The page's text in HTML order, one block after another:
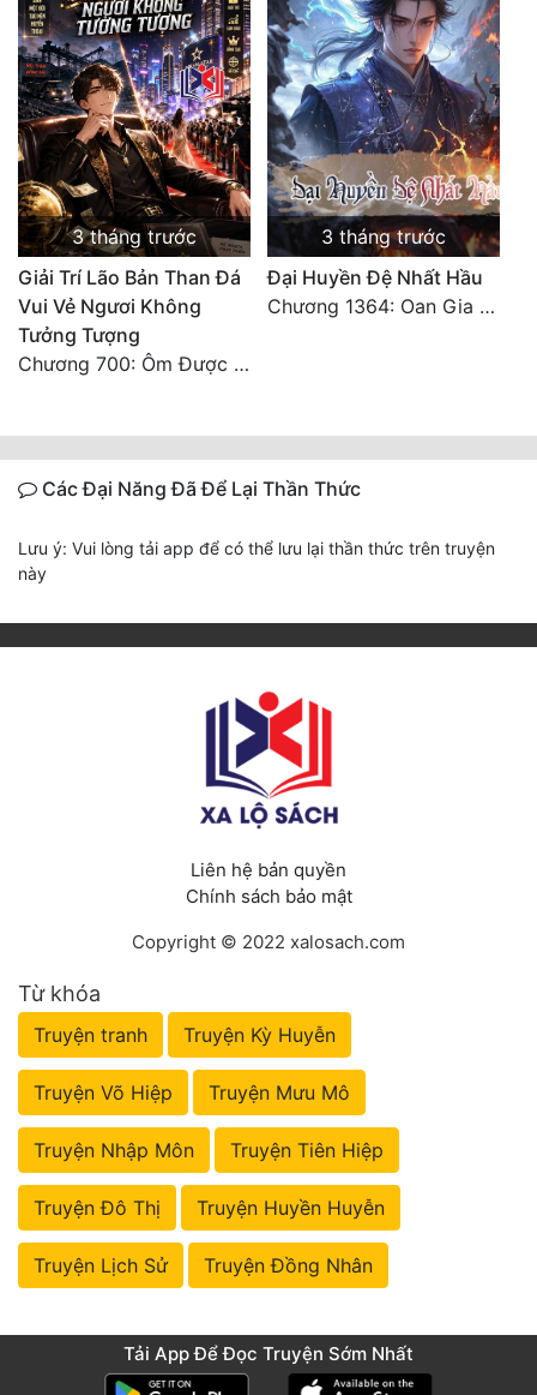
3 tháng trước
Giải Trí Lão Bản Than Đá
Vui Vẻ Ngươi Không
Tưởng Tượng
Chương 700: Ôm Được Mỹ Nhân Về (Đại Kết Cục)
3 tháng trước
Đại Huyền Đệ Nhất Hầu
Chương 1364: Oan Gia Ngõ Hẹp
Các Đại Năng Đã Để Lại Thần Thức
Lưu ý: Vui lòng tải app để có thể lưu lại thần thức trên truyện
này
Liên hệ bản quyền
Chính sách bảo mật
Copyright © 2022 xalosach.com
Từ khóa
Truyện tranh Truyện Kỳ Huyễn
Truyện Võ Hiệp Truyện Mưu Mô
Truyện Nhập Môn Truyện Tiên Hiệp
Truyện Đô Thị Truyện Huyền Huyễn
Truyện Lịch Sử Truyện Đồng Nhân
Tải App Để Đọc Truyện Sớm Nhất